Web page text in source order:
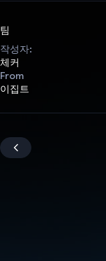
팀
작성자:
체커
From
이집트